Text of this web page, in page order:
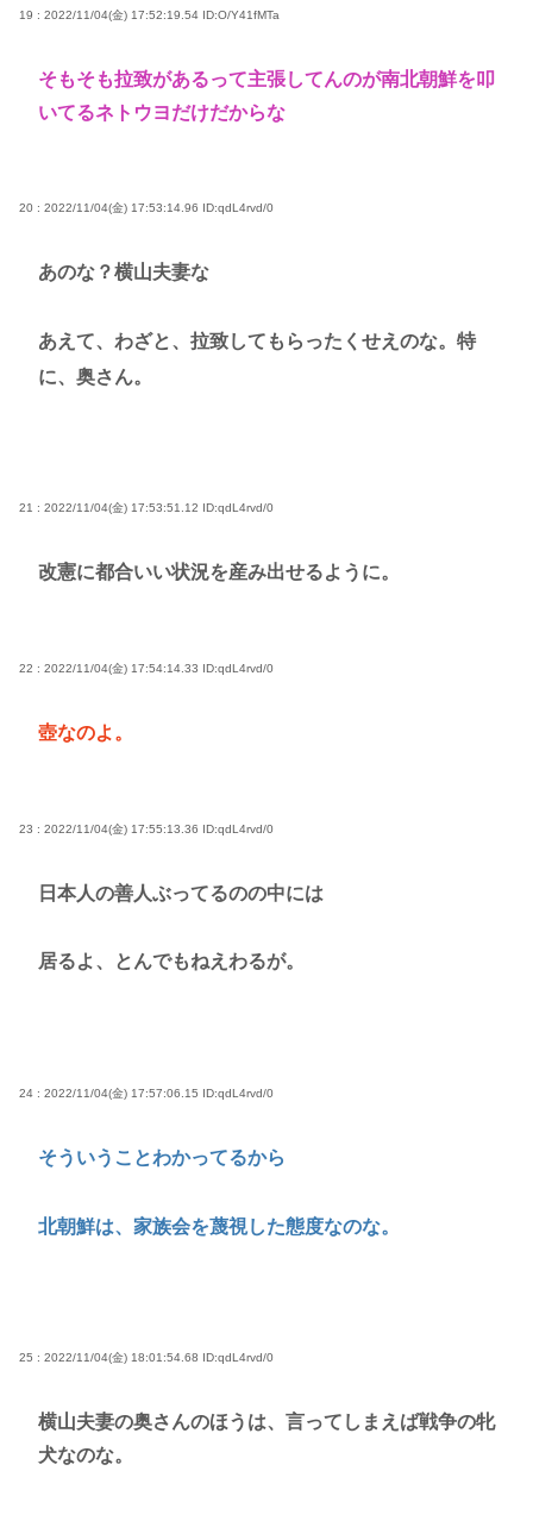
19 : 2022/11/04(金) 17:52:19.54 ID:O/Y41fMTa
そもそも拉致があるって主張してんのが南北朝鮮を叩
いてるネトウヨだけだからな
20 : 2022/11/04(金) 17:53:14.96 ID:qdL4rvd/0
あのな？横山夫妻な
あえて、わざと、拉致してもらったくせえのな。特
に、奥さん。
21 : 2022/11/04(金) 17:53:51.12 ID:qdL4rvd/0
改憲に都合いい状況を産み出せるように。
22 : 2022/11/04(金) 17:54:14.33 ID:qdL4rvd/0
壺なのよ。
23 : 2022/11/04(金) 17:55:13.36 ID:qdL4rvd/0
日本人の善人ぶってるのの中には
居るよ、とんでもねえわるが。
24 : 2022/11/04(金) 17:57:06.15 ID:qdL4rvd/0
そういうことわかってるから
北朝鮮は、家族会を蔑視した態度なのな。
25 : 2022/11/04(金) 18:01:54.68 ID:qdL4rvd/0
横山夫妻の奥さんのほうは、言ってしまえば戦争の牝
犬なのな。